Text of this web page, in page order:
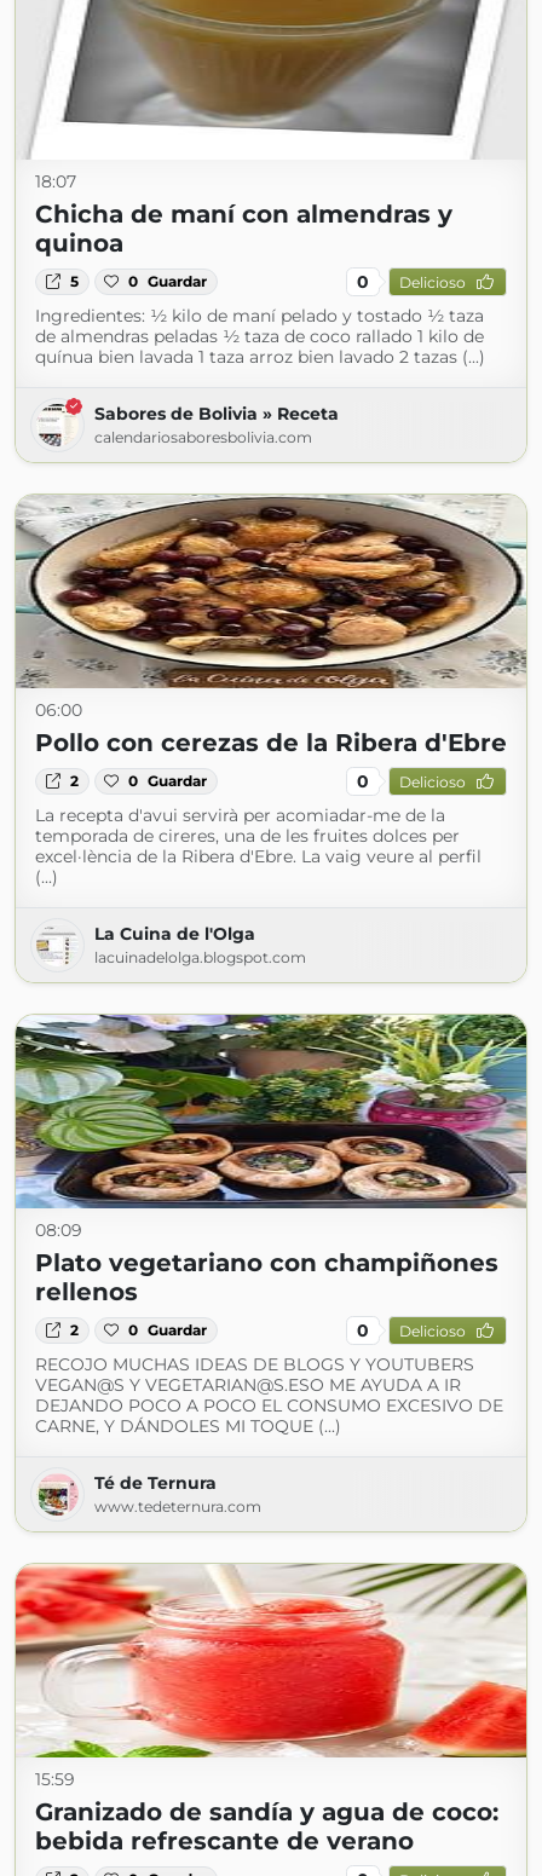
18:07
Chicha de maní con almendras y
quinoa
5 0 Guardar 0 Delicioso
Ingredientes: ½ kilo de maní pelado y tostado ½ taza
de almendras peladas ½ taza de coco rallado 1 kilo de
quínua bien lavada 1 taza arroz bien lavado 2 tazas (...)
Sabores de Bolivia » Receta
calendariosaboresbolivia.com
06:00
Pollo con cerezas de la Ribera d'Ebre
2 0 Guardar 0 Delicioso
La recepta d'avui servirà per acomiadar-me de la
temporada de cireres, una de les fruites dolces per
excel·lència de la Ribera d'Ebre. La vaig veure al perfil
(...)
La Cuina de l'Olga
lacuinadelolga.blogspot.com
08:09
Plato vegetariano con champiñones
rellenos
2 0 Guardar 0 Delicioso
RECOJO MUCHAS IDEAS DE BLOGS Y YOUTUBERS
VEGAN@S Y VEGETARIAN@S.ESO ME AYUDA A IR
DEJANDO POCO A POCO EL CONSUMO EXCESIVO DE
CARNE, Y DÁNDOLES MI TOQUE (...)
Té de Ternura
www.tedeternura.com
15:59
Granizado de sandía y agua de coco:
bebida refrescante de verano